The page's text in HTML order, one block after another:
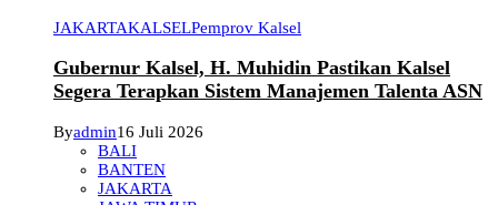
JAKARTAKALSELPemprov Kalsel
Gubernur Kalsel, H. Muhidin Pastikan Kalsel
Segera Terapkan Sistem Manajemen Talenta ASN
Byadmin16 Juli 2026
BALI
BANTEN
JAKARTA